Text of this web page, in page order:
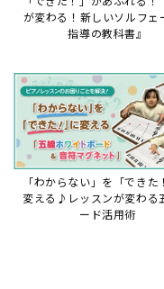
ータについて
2026年7月27日
本件は、ディスク
タショップと接続
様への重要なお知